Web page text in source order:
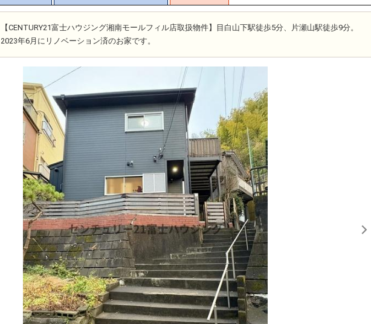
【CENTURY21富士ハウジング湘南モールフィル店取扱物件】目白山下駅徒歩5分、片瀬山駅徒歩9分。
2023年6月にリノベーション済のお家です。